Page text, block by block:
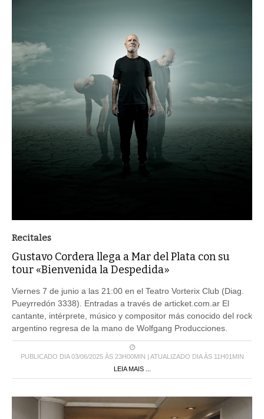
Recitales
Gustavo Cordera llega a Mar del Plata con su
tour «Bienvenida la Despedida»
Viernes 7 de junio a las 21:00 en el Teatro Vorterix Club (Diag.
Pueyrredón 3338). Entradas a través de articket.com.ar El
cantante, intérprete, músico y compositor más conocido del rock
argentino regresa de la mano de Wolfgang Producciones.
PUBLICADO DIA 03/06/2025 ÀS 23H00MIN | ATUALIZADO DIA ÀS 11H01MIN
LEIA MAIS ...